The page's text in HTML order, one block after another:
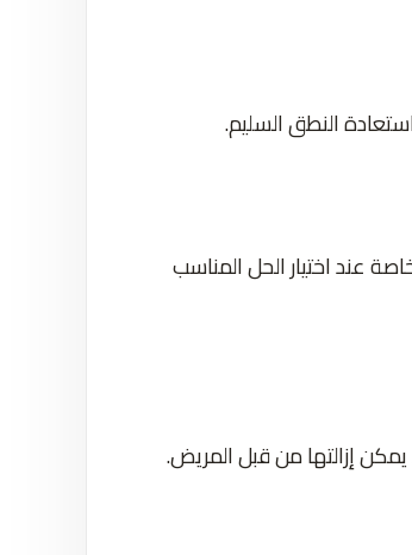
النطق السليم.
عند اختيار الحل المناسب
يمكن إزالتها من قبل المريض.